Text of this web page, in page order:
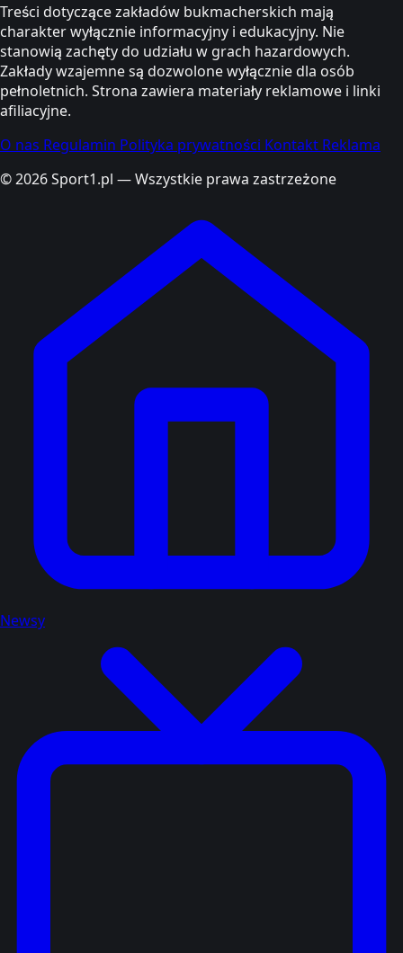
Treści dotyczące zakładów bukmacherskich mają
charakter wyłącznie informacyjny i edukacyjny. Nie
stanowią zachęty do udziału w grach hazardowych.
Zakłady wzajemne są dozwolone wyłącznie dla osób
pełnoletnich. Strona zawiera materiały reklamowe i linki
afiliacyjne.
O nas Regulamin Polityka prywatności Kontakt Reklama
© 2026 Sport1.pl — Wszystkie prawa zastrzeżone
Newsy